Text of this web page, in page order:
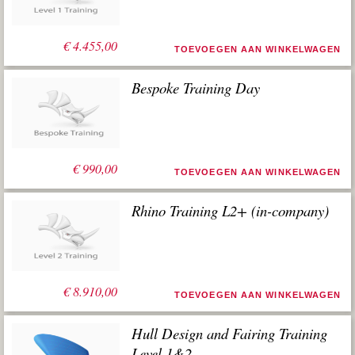
€4.455,00 TOEVOEGEN AAN WINKELWAGEN
€990,00
Bespoke Training Day
TOEVOEGEN AAN WINKELWAGEN
€8.910,00
Rhino Training L2+ (in-company)
TOEVOEGEN AAN WINKELWAGEN
Hull Design and Fairing Training